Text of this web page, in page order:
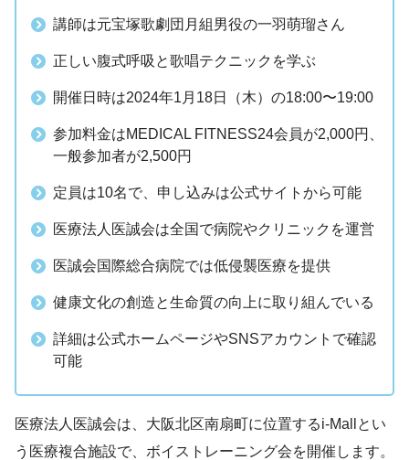
講師は元宝塚歌劇団月組男役の一羽萌瑠さん
正しい腹式呼吸と歌唱テクニックを学ぶ
開催日時は2024年1月18日（木）の18:00〜19:00
参加料金はMEDICAL FITNESS24会員が2,000円、
一般参加者が2,500円
定員は10名で、申し込みは公式サイトから可能
医療法人医誠会は全国で病院やクリニックを運営
医誠会国際総合病院では低侵襲医療を提供
健康文化の創造と生命質の向上に取り組んでいる
詳細は公式ホームページやSNSアカウントで確認
可能
医療法人医誠会は、大阪北区南扇町に位置するi-Mallとい
う医療複合施設で、ボイストレーニング会を開催します。